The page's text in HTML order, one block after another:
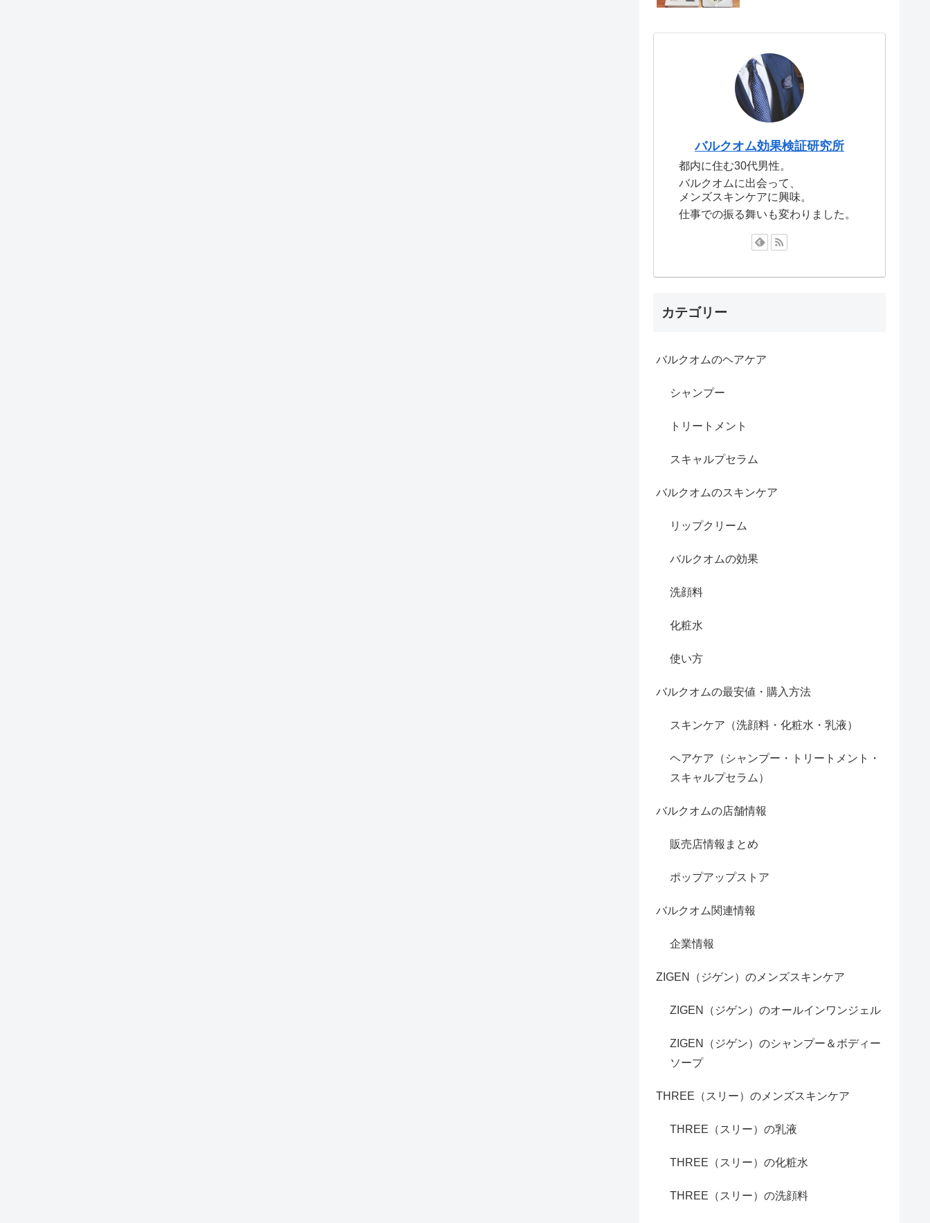
バルクオム効果検証研究所
都内に住む30代男性。
バルクオムに出会って、
メンズスキンケアに興味。
仕事での振る舞いも変わりました。
カテゴリー
バルクオムのヘアケア
シャンプー
トリートメント
スキャルプセラム
バルクオムのスキンケア
リップクリーム
バルクオムの効果
洗顔料
化粧水
使い方
バルクオムの最安値・購入方法
スキンケア（洗顔料・化粧水・乳液）
ヘアケア（シャンプー・トリートメント・
スキャルプセラム）
バルクオムの店舗情報
販売店情報まとめ
ポップアップストア
バルクオム関連情報
企業情報
ZIGEN（ジゲン）のメンズスキンケア
ZIGEN（ジゲン）のオールインワンジェル
ZIGEN（ジゲン）のシャンプー＆ボディー
ソープ
THREE（スリー）のメンズスキンケア
THREE（スリー）の乳液
THREE（スリー）の化粧水
THREE（スリー）の洗顔料